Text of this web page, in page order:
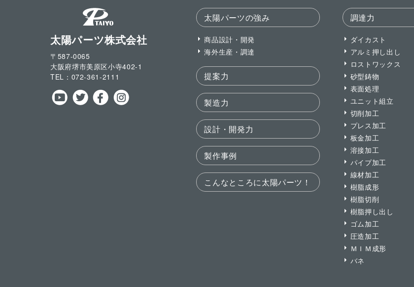
太陽パーツ株式会社
〒587-0065
大阪府堺市美原区小寺402-1
TEL： 072-361-2111
太陽パーツの強み
商品設計・開発
海外生産・調達
提案力
製造力
設計・開発力
製作事例
こんなところに太陽パーツ！
調達力
ダイカスト
アルミ押し出し
ロストワックス
砂型鋳物
表面処理
ユニット組立
切削加工
プレス加工
板金加工
溶接加工
パイプ加工
線材加工
樹脂成形
樹脂切削
樹脂押し出し
ゴム加工
圧造加工
ＭＩＭ成形
バネ